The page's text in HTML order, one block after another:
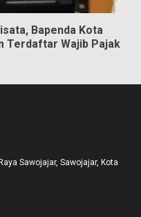
Bapenda Kota
Terdaftar Wajib Pajak
Sawojajar, Sawojajar, Kota